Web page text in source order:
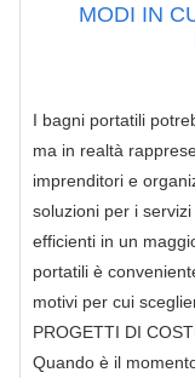
MODI IN
I bagni portatili
ma in realtà
imprenditori e
soluzioni per i
efficienti in un
portatili è
motivi per cui
PROGETTI DI
Quando è il